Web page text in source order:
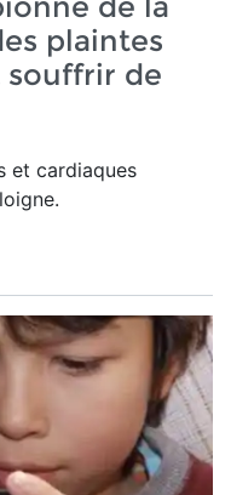
plaintes
souffrir de
et cardiaques